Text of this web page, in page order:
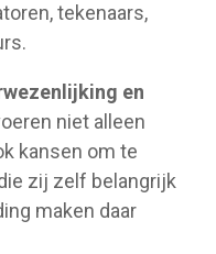
tekenaars,
en
niet alleen
kansen om te
zij zelf belangrijk
maken daar